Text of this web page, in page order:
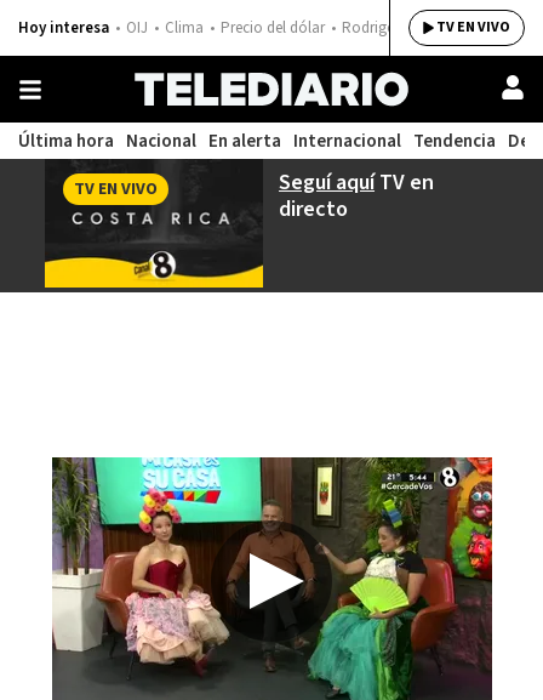
Hoy interesa OIJ Clima Precio del dólar Rodrigo ChavesTV EN VIVO
Última hora Nacional En alerta Internacional Tendencia
Seguí aquíTV en
directo
TV EN VIVO